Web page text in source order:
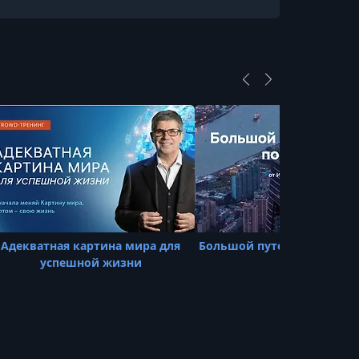
19. Лайфхаки для турагента с письмами
УРОК 20. 00:09:50
20. Маркетинг и продвижение,
психология продаж
УРОК 21. 00:09:46
21. Сопровождение сделки и работа с
возражениями
Адекватная картина мира для
успешной жизни
Большой путеводитель